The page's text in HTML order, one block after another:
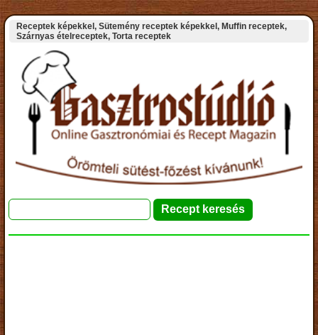
Receptek képekkel, Sütemény receptek képekkel, Muffin receptek,
Szárnyas ételreceptek, Torta receptek